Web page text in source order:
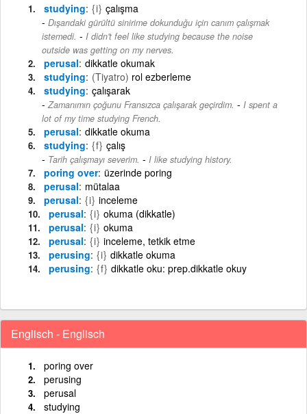
studying {i} çalışma
Dışarıdaki gürültü sinirime dokunduğu için canım çalışmak
istemedi. - I didn't feel like studying because the noise
outside was getting on my nerves.
perusal dikkatle okumak
studying (Tiyatro) rol ezberleme
studying çalışarak
Zamanımın çoğunu Fransızca çalışarak geçirdim. - I spent a
lot of my time studying French.
perusal dikkatle okuma
studying {f} çalış
Tarih çalışmayı severim. - I like studying history.
poring over üzerinde poring
perusal mütalaa
perusal {i} inceleme
perusal {i} okuma (dikkatle)
perusal {i} okuma
perusal {i} inceleme, tetkik etme
perusing {i} dikkatle okuma
perusing {f} dikkatle oku: prep.dikkatle okuy
Englisch - Englisch
poring over
perusing
perusal
studying